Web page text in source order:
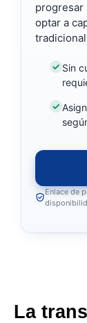
progresar
optar a
Sin
Enlace de
La